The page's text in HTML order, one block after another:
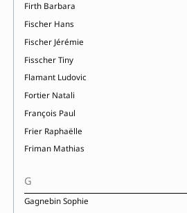
Firth Barbara
Fischer Hans
Fischer Jérémie
Fisscher Tiny
Flamant Ludovic
Fortier Natali
François Paul
Frier Raphaëlle
Friman Mathias
G
Gagnebin Sophie